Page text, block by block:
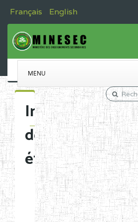
Français English
MENU
Immatriculation
des
établissements
Etablissements